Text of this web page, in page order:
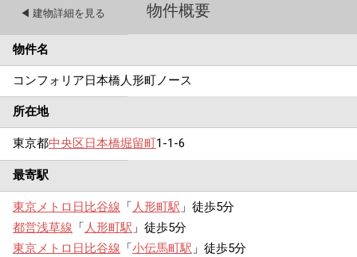
物件概要
◀︎ 建物詳細を見る
物件名
コンフォリア日本橋人形町ノース
所在地
東京都中央区日本橋堀留町1-1-6
最寄駅
東京メトロ日比谷線 「人形町駅 」徒歩5分
都営浅草線 「人形町駅 」徒歩5分
東京メトロ日比谷線 「小伝馬町駅 」徒歩5分